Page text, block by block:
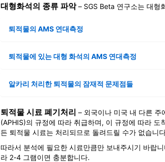
대형화석의 종류 파악– SGS Beta 연구소는 대형
퇴적물의 AMS 연대측정
퇴적물에 있는 대형 화석의 AMS 연대측정
알카리 처리한 퇴적물의 잠재적 문제점들
퇴적물 시료 폐기처리 – 외국이나 미국 내 다른
(APHIS)의 규정에 따라 취급하며, 이 규정에 따라
든 퇴적물 시료는 처리되므로 돌려드릴 수가 없습니
따라서 분석에 필요한 시료만큼만 보내주시기 바랍
라 2-4 그램이면 충분합니다.